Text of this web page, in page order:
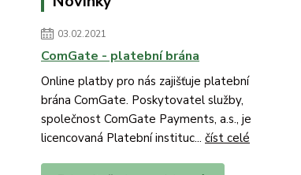
03.02.2021
ComGate - platební brána
Online platby pro nás zajišťuje platební
brána ComGate. Poskytovatel služby,
společnost ComGate Payments, a.s., je
licencovaná Platební instituc... číst celé